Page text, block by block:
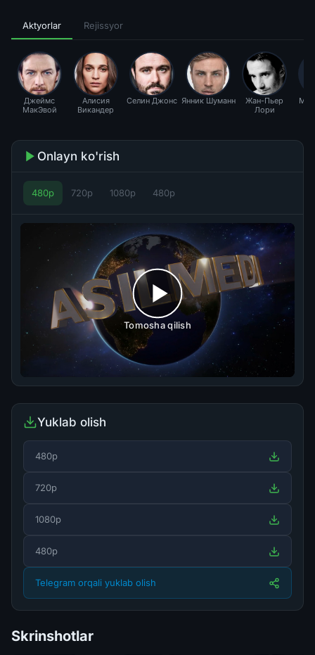
Aktyorlar Rejissyor
Джеймс
МакЭвой
Алисия
Викандер
Селин Джонс Янник Шуманн
Жан-Пьер
Лори
Onlayn ko'rish
480p 720p 1080p 480p
Tomosha qilish
Yuklab olish
480p
720p
1080p
480p
Telegram orqali yuklab olish
Skrinshotlar